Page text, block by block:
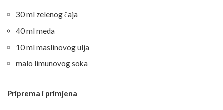
30 ml zelenog čaja
40 ml meda
10 ml maslinovog ulja
malo limunovog soka
Priprema i primjena